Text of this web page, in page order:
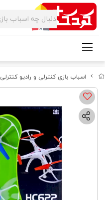
اسباب بازی کنترلی و رادیو کنترلی